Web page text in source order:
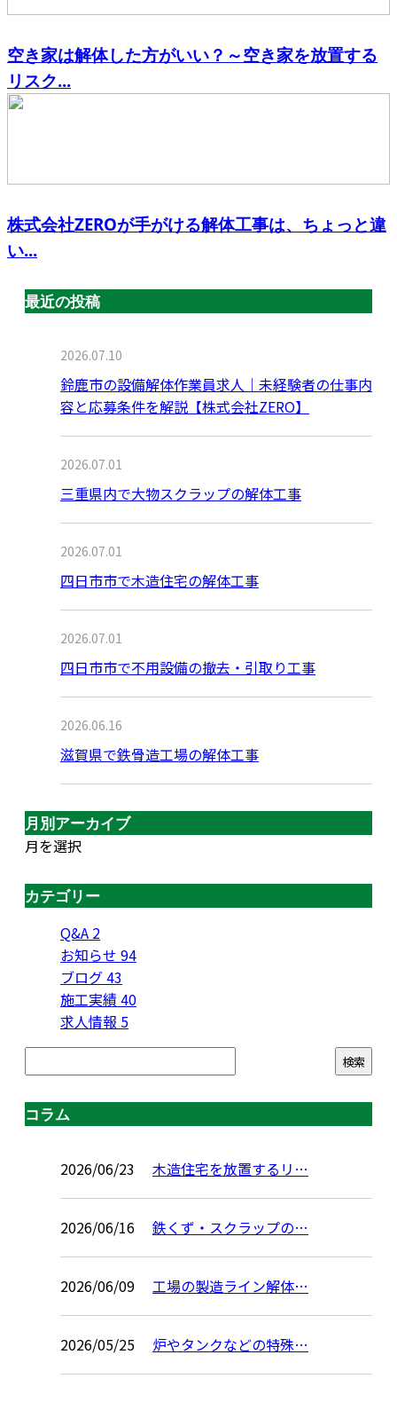
空き家は解体した方がいい？～空き家を放置する
リスク...
株式会社ZEROが手がける解体工事は、ちょっと違
い...
最近の投稿
2026.07.10
鈴鹿市の設備解体作業員求人｜未経験者の仕事内
容と応募条件を解説【株式会社ZERO】
2026.07.01
三重県内で大物スクラップの解体工事
2026.07.01
四日市市で木造住宅の解体工事
2026.07.01
四日市市で不用設備の撤去・引取り工事
2026.06.16
滋賀県で鉄骨造工場の解体工事
月別アーカイブ
月を選択
カテゴリー
Q&A 2
お知らせ 94
ブログ43
施工実績40
求人情報 5
コラム
2026/06/23 木造住宅を放置するリ…
2026/06/16 鉄くず・スクラップの…
2026/06/09 工場の製造ライン解体…
2026/05/25 炉やタンクなどの特殊…